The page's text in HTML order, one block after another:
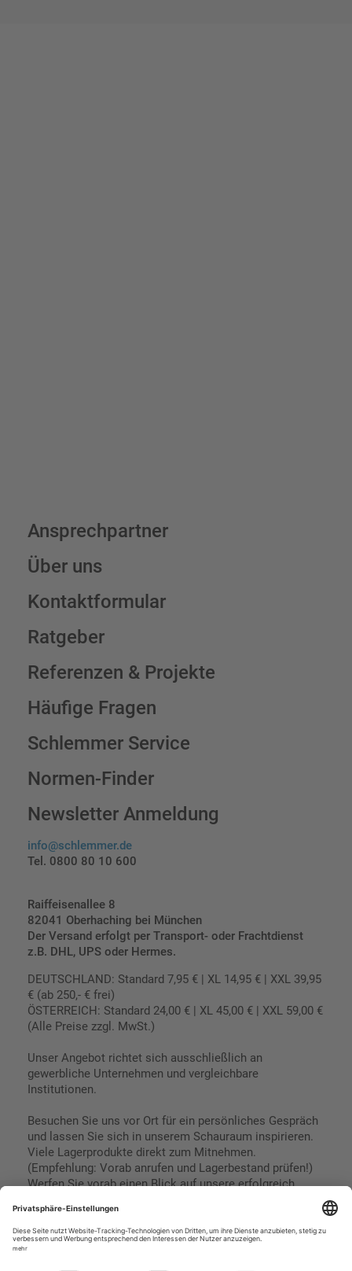
Ansprechpartner
Über uns
Kontaktformular
Ratgeber
Referenzen & Projekte
Häufige Fragen
Schlemmer Service
Normen-Finder
Newsletter Anmeldung
info@schlemmer.de
Tel. 0800 80 10 600
Raiffeisenallee 8
82041 Oberhaching bei München
Der Versand erfolgt per Transport- oder Frachtdienst
z.B. DHL, UPS oder Hermes.
DEUTSCHLAND: Standard 7,95 € | XL 14,95 € | XXL 39,95
€ (ab 250,- € frei)
ÖSTERREICH: Standard 24,00 € | XL 45,00 € | XXL 59,00 €
(Alle Preise zzgl. MwSt.)
Unser Angebot richtet sich ausschließlich an
gewerbliche Unternehmen und vergleichbare
Institutionen.
Besuchen Sie uns vor Ort für ein persönliches Gespräch
und lassen Sie sich in unserem Schauraum inspirieren.
Viele Lagerprodukte direkt zum Mitnehmen.
(Empfehlung: Vorab anrufen und Lagerbestand prüfen!)
Werfen Sie vorab einen Blick auf unsere erfolgreich
Impressum